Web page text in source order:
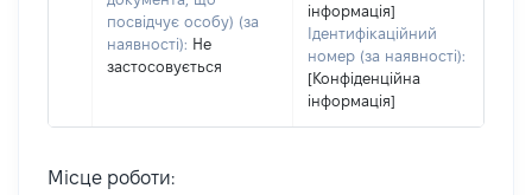
посвідчує особу) (за
наявності): Не
застосовується
інформація]
Ідентифікаційний
номер (за наявності):
[Конфіденційна
інформація]
Місце роботи: